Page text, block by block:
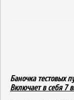
Баночка тестовых
Включает в себя 7